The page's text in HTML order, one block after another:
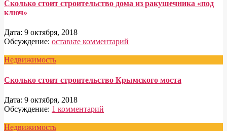
Сколько стоит строительство дома из ракушечника «под
ключ»
Дата: 9 октября, 2018
Обсуждение: оставьте комментарий
Недвижимость
Сколько стоит строительство Крымского моста
Дата: 9 октября, 2018
Обсуждение: 1 комментарий
Недвижимость